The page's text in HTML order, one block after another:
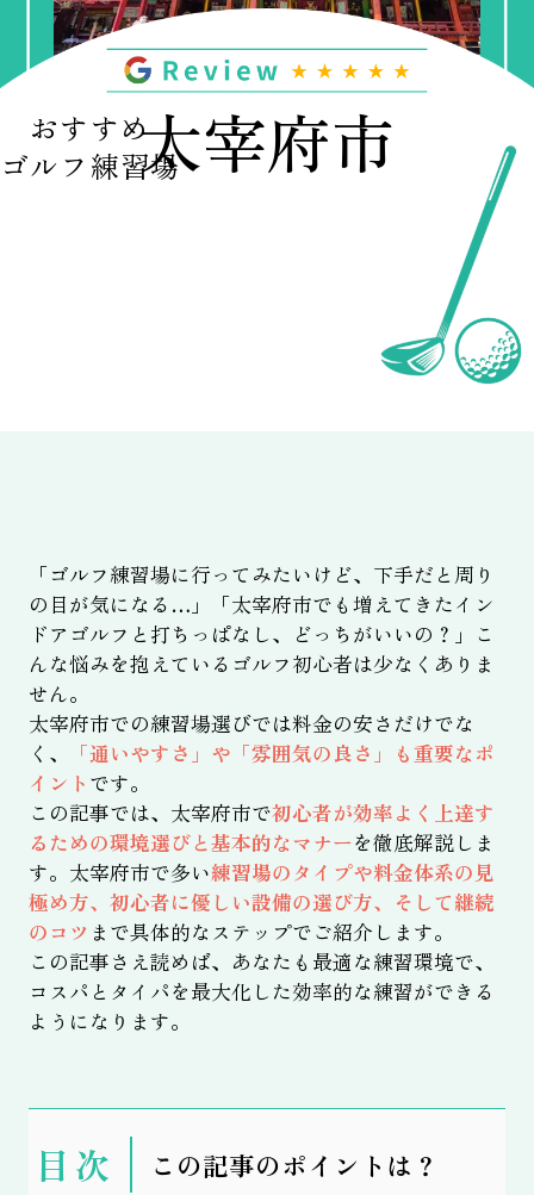
太宰府市
おすすめ
ゴルフ練習場
「ゴルフ練習場に行ってみたいけど、下手だと周り
の目が気になる…」「太宰府市でも増えてきたイン
ドアゴルフと打ちっぱなし、どっちがいいの？」こ
んな悩みを抱えているゴルフ初心者は少なくありま
せん。
太宰府市での練習場選びでは料金の安さだけでな
く、
「通いやすさ」や「雰囲気の良さ」も重要なポ
イント です。
この記事では、太宰府市で初心者が効率よく上達す
るための環境選びと基本的なマナーを徹底解説しま
す。太宰府市で多い練習場のタイプや料金体系の見
極め方、初心者に優しい設備の選び方、そして継続
のコツ まで具体的なステップでご紹介します。
この記事さえ読めば、あなたも最適な練習環境で、
コスパとタイパを最大化した効率的な練習ができる
ようになります。
この記事のポイントは？
表
示